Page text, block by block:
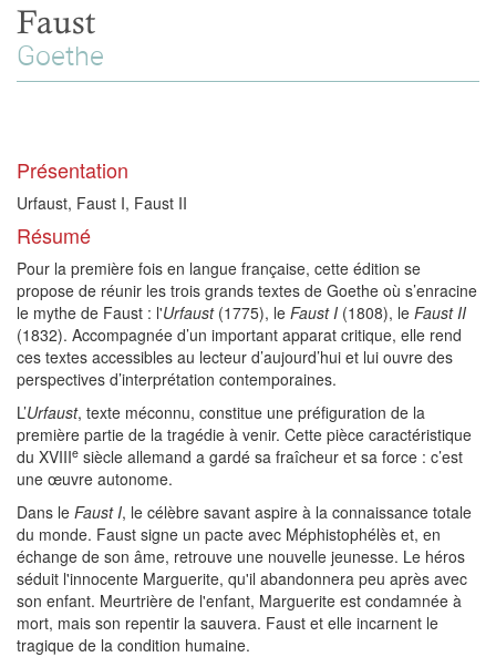
Faust
Goethe
Présentation
Urfaust, Faust I, Faust II
Résumé
Pour la première fois en langue française, cette édition se
propose de réunir les trois grands textes de Goethe où s’enracine
le mythe de Faust : l'Urfaust (1775), le Faust I (1808), le Faust II
(1832). Accompagnée d’un important apparat critique, elle rend
ces textes accessibles au lecteur d’aujourd’hui et lui ouvre des
perspectives d’interprétation contemporaines.
L’Urfaust, texte méconnu, constitue une préfiguration de la
première partie de la tragédie à venir. Cette pièce caractéristique
du XVIIIe siècle allemand a gardé sa fraîcheur et sa force : c’est
une œuvre autonome.
Dans le Faust I, le célèbre savant aspire à la connaissance totale
du monde. Faust signe un pacte avec Méphistophélès et, en
échange de son âme, retrouve une nouvelle jeunesse. Le héros
séduit l'innocente Marguerite, qu'il abandonnera peu après avec
son enfant. Meurtrière de l'enfant, Marguerite est condamnée à
mort, mais son repentir la sauvera. Faust et elle incarnent le
tragique de la condition humaine.